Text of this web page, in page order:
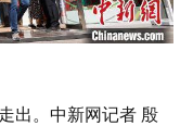
出。中新网记者 殷